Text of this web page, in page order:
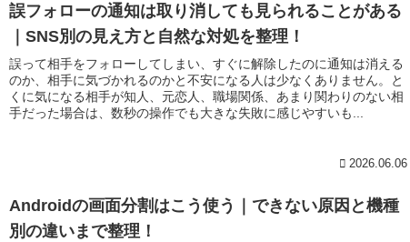
誤フォローの通知は取り消しても見られることがある
｜SNS別の見え方と自然な対処を整理！
誤って相手をフォローしてしまい、すぐに解除したのに通知は消える
のか、相手に気づかれるのかと不安になる人は少なくありません。と
くに気になる相手が知人、元恋人、職場関係、あまり関わりのない相
手だった場合は、数秒の操作でも大きな失敗に感じやすいも...
2026.06.06
Androidの画面分割はこう使う｜できない原因と機種
別の違いまで整理！